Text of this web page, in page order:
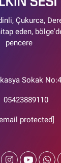
Çukurca,
eden,
pencere
Sokak
05423889110
protected]